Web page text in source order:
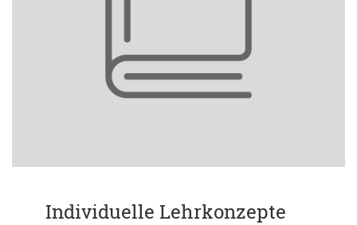
Individuelle Lehrkonzepte